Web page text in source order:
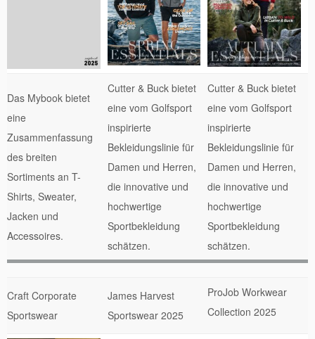
Das Mybook bietet
eine
Zusammenfassung
des breiten
Sortiments an T-
Shirts, Sweater,
Jacken und
Accessoires.
Cutter & Buck bietet
eine vom Golfsport
inspirierte
Bekleidungslinie für
Damen und Herren,
die innovative und
hochwertige
Sportbekleidung
schätzen.
Cutter & Buck bietet
eine vom Golfsport
inspirierte
Bekleidungslinie für
Damen und Herren,
die innovative und
hochwertige
Sportbekleidung
schätzen.
Craft Corporate
Sportswear
James Harvest
Sportswear 2025
ProJob Workwear
Collection 2025